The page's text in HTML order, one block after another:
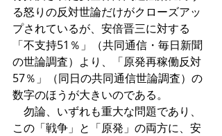
る怒りの反対世論だけがクローズアッ
プされているが、安倍晋三に対する
「不支持51％」（共同通信・毎日新聞
の世論調査）より、「原発再稼働反対
57％」（同日の共同通信世論調査）の
数字のほうが大きいのである。
勿論、いずれも重大な問題であり、
この「戦争」と「原発」の両方に、安